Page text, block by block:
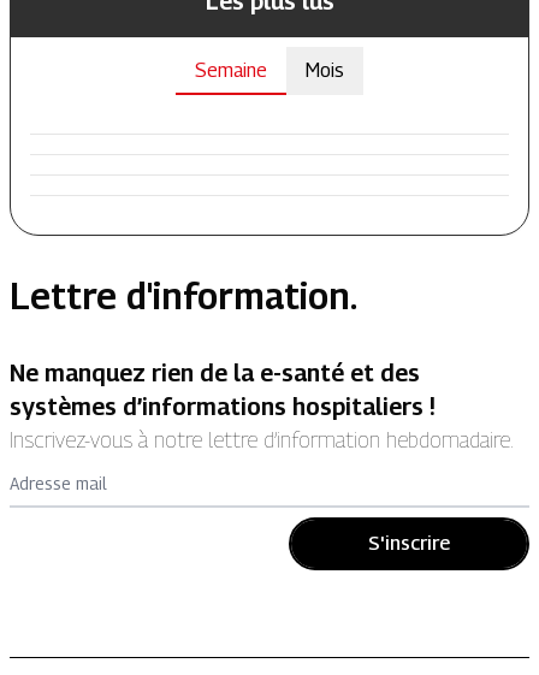
Semaine Mois
Lettre d'information.
Ne manquez rien de la e-santé et des
systèmes d’informations hospitaliers !
Inscrivez-vous à notre lettre d’information hebdomadaire.
Adresse mail
S'inscrire